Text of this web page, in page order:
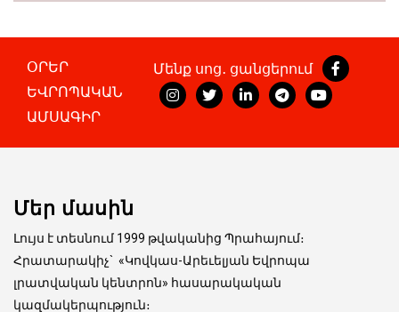
ՕՐԵՐ
ԵՎՐՈՊԱԿԱՆ
ԱՄՍԱԳԻՐ
Մենք սոց․ ցանցերում
Մեր մասին
Լույս է տեսնում 1999 թվականից Պրահայում։
Հրատարակիչ` «Կովկաս-Արեւելյան Եվրոպա
լրատվական կենտրոն» հասարակական
կազմակերպություն։